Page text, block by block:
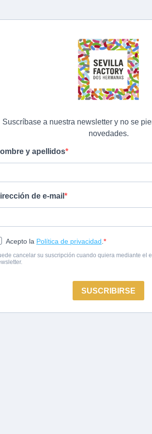
Suscríbase a nuestra newsletter y no se
novedades.
y apellidos
de e-mail
Acepto la Política de privacidad
cancelar su suscripción cuando quiera mediante el
SUSCRIBIRSE